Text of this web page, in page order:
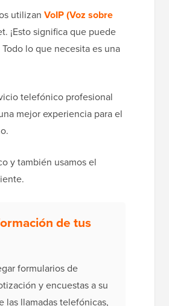
utilizan VoIP (Voz sobre
¡Esto significa que puede
lo que necesita es una
telefónico profesional
mejor experiencia para el
y también usamos el
de tus
formularios de
y encuestas a su
las llamadas telefónicas,